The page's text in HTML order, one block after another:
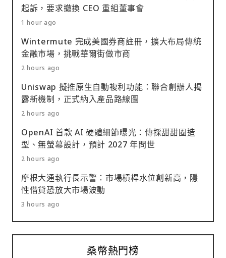
起訴，要求撤換 CEO 重組董事會
1 hour ago
Wintermute 完成美國券商註冊，擴大布局傳統
金融市場，挑戰華爾街做市商
2 hours ago
Uniswap 擬推原生自動複利功能：聯合創辦人揭
露新機制，正式納入產品路線圖
2 hours ago
OpenAI 首款 AI 硬體細節曝光：傳採甜甜圈造
型、無螢幕設計，預計 2027 年問世
2 hours ago
摩根大通執行長示警：市場槓桿水位創新高，隱
性借貸恐放大市場波動
3 hours ago
桑幣熱門榜